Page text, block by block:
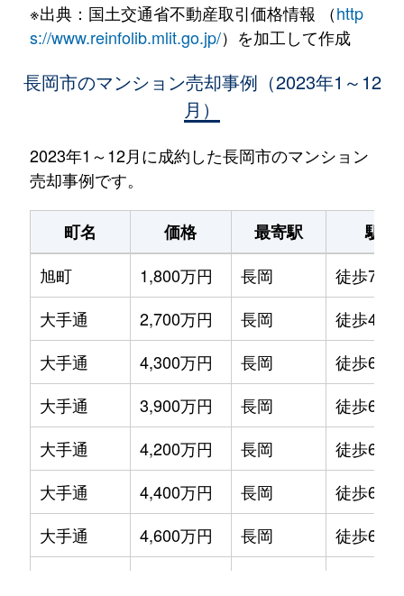
※出典：国土交通省不動産取引価格情報 （http
s://www.reinfolib.mlit.go.jp/）を加工して作成
長岡市のマンション売却事例（2023年1～12
月）
2023年1～12月に成約した長岡市のマンション
売却事例です。
町名 価格 最寄駅
駅徒
旭町
1,800万円 長岡
徒歩7分
大手通
2,700万円 長岡
徒歩4分
大手通
4,300万円 長岡
徒歩6分
大手通
3,900万円 長岡
徒歩6分
大手通
4,200万円 長岡
徒歩6分
大手通
4,400万円 長岡
徒歩6分
大手通
4,600万円 長岡
徒歩6分